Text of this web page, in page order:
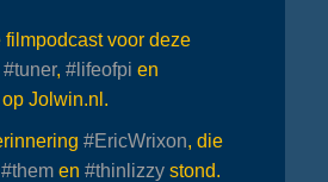
filmpodcast voor deze
#tuner, #lifeofpi en
Jolwin.nl.
#EricWrixon, die
#them en #thinlizzy stond.